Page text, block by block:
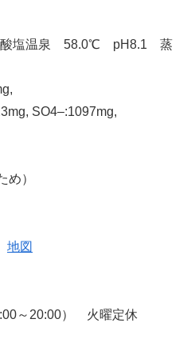
酸塩温泉 58.0℃ pH8.1 蒸
SO4–:1097mg,
め）
地図
～20:00） 火曜定休